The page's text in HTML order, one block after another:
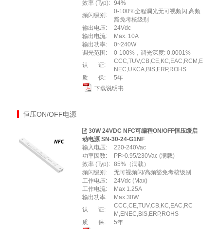
效率 (Typ): 94%
频闪级别:
0-100%全程调光无可视频闪,高频
豁免考核级别
输出电压:
24Vdc
输出电流:
Max. 10A
输出功率:
0~240W
调光范围:
0-100%，调光深度: 0.0001%
认 证:
CCC,TUV,CB,CE,KC,EAC,RCM,E
NEC,UKCA,BIS,ERP,ROHS
质 保:
5年
下载说明书
恒压ON/OFF电源
30W 24VDC NFC可编程ON/OFF恒压缓启
动电源 SN-30-24-G1NF
输入电压:
220-240Vac
功率因数:
PF>0.95/230Vac (满载)
效率 (Typ): 85%（满载）
频闪级别:
⽆可视频闪/⾼频豁免考核级别
工作电压:
24Vdc (Max)
工作电流:
Max 1.25A
输出功率:
Max 30W
认 证:
CCC,CE,TUV,CB,KC,EAC,RC
M,ENEC,BIS,ERP,ROHS
质 保:
5年